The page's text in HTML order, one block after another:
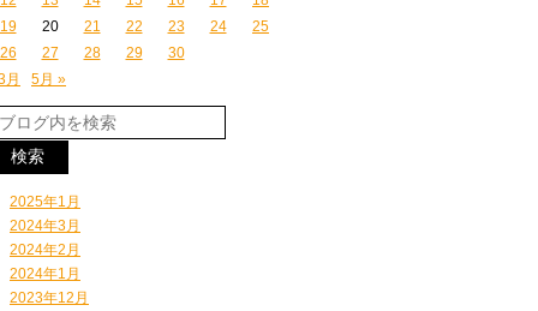
19
20 21 22 23 24
25
26
27 28 29
30
月
5月 »
2025年1月
2024年3月
2024年2月
2024年1月
2023年12月